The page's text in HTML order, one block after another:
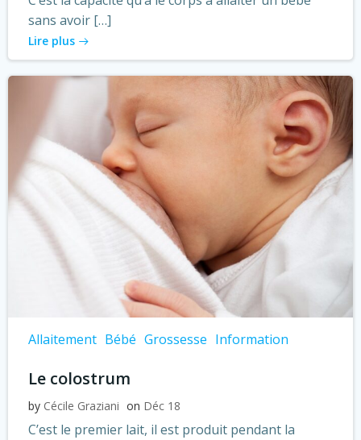
sans avoir […]
Lire plus
Allaitement Bébé Grossesse Information
Le colostrum
by Cécile Graziani on Déc 18
C’est le premier lait, il est produit pendant la